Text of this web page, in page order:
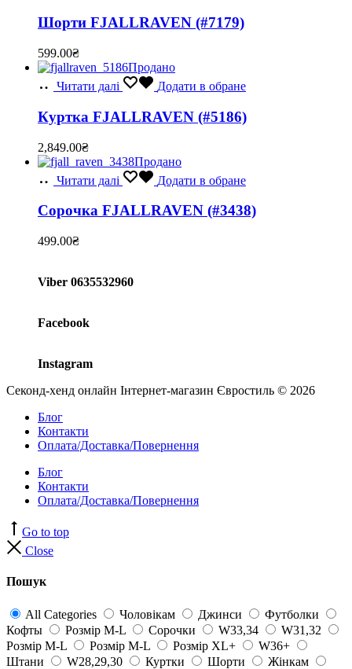
Шорти FJALLRAVEN (#7179)
599.00₴
Продано
Читати далі
Додати в обране
Куртка FJALLRAVEN (#5186)
2,849.00₴
Продано
Читати далі
Додати в обране
Сорочка FJALLRAVEN (#3438)
499.00₴
Viber 0635532960
Facebook
Instagram
Секонд-хенд онлайн Інтернет-магазин Євростиль © 2026
Блог
Контакти
Оплата/Доставка/Повернення
Блог
Контакти
Оплата/Доставка/Повернення
Go to top
Close
Пошук
All Categories Чоловікам Джинси
Футболки
Кофты
Розмір M-L Сорочки W33,34
W31,32
Розмір M-L
Розмір M-L Розмір XL+
W36+
Штани
W28,29,30 Куртки Шорти
Жінкам